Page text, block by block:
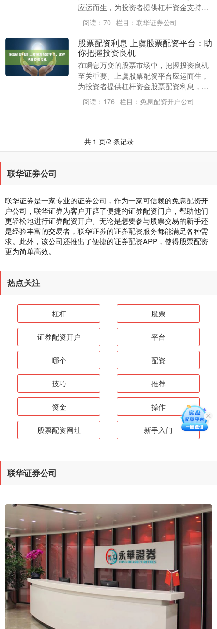
应运而生，为投资者提供杠杆资金支持，
助力其把握市场机遇，成就财富梦想。 股
票配资是指投资....
阅读： 70 栏目： 联华证券公司
股票配资利息 上虞股票配资平台：助
你把握投资良机
在瞬息万变的股票市场中，把握投资良机
至关重要。上虞股票配资平台应运而生，
为投资者提供杠杆资金股票配资利息，放
大收益空间。 股票配资是指投资者通过配
资平台向第三方....
阅读： 176 栏目： 免息配资开户公司
共 1 页/2 条记录
联华证券公司
联华证券是一家专业的证券公司，作为一家可信赖的免息配资开
户公司，联华证券为客户开辟了便捷的证券配资门户，帮助他们
更轻松地进行证券配资开户。无论是想要参与股票交易的新手还
是经验丰富的交易者，联华证券的证券配资服务都能满足各种需
求。此外，该公司还推出了便捷的证券配资APP，使得股票配资
更为简单高效。
热点关注
杠杆 股票
证券配资开户 平台
哪个 配资
技巧 推荐
资金 操作
股票配资网址 新手入门
联华证券公司